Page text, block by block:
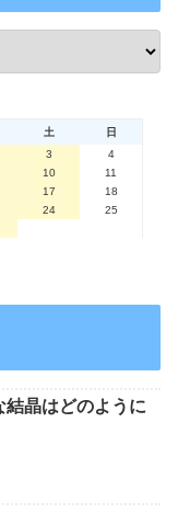
土
日
3
4
10
11
17
18
24
25
結晶はどのように